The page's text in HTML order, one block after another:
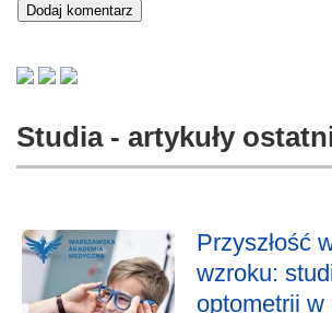
Studia - artykuły
Przyszłość
wzroku:
optometrii w